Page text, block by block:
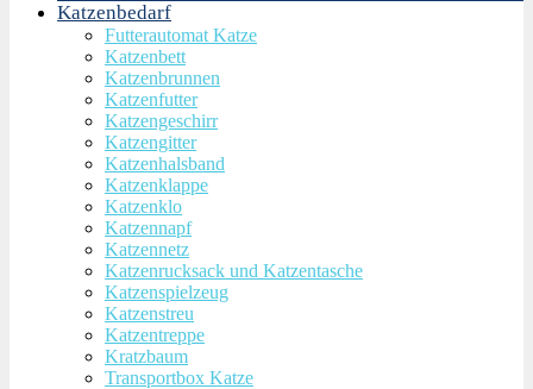
Katzenbedarf
Futterautomat Katze
Katzenbett
Katzenbrunnen
Katzenfutter
Katzengeschirr
Katzengitter
Katzenhalsband
Katzenklappe
Katzenklo
Katzennapf
Katzennetz
Katzenrucksack und Katzentasche
Katzenspielzeug
Katzenstreu
Katzentreppe
Kratzbaum
Transportbox Katze